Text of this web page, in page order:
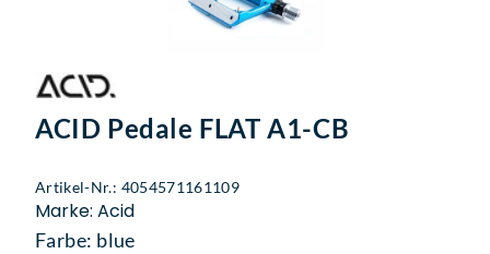
ACID Pedale FLAT A1-CB
Artikel-Nr.: 4054571161109
Marke: Acid
Farbe: blue